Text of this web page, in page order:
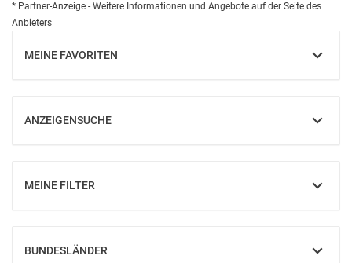
* Partner-Anzeige - Weitere Informationen und Angebote auf der Seite des
Anbieters
MEINE FAVORITEN
EINBLENDEN
ANZEIGENSUCHE
EINBLENDEN
MEINE FILTER
EINBLENDEN
BUNDESLÄNDER
EINBLENDEN